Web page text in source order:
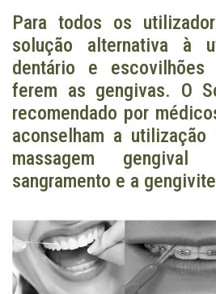
Para todos os
solução alternativa à
dentário e escovilhões
ferem as gengivas. O
recomendado por
aconselham a
massagem
sangramento e a